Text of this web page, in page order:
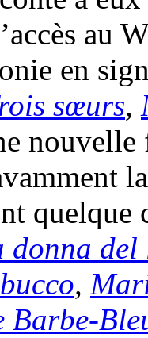
au
en
sœurs,
donna del
,
Barbe-